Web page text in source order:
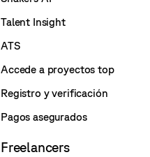
Talent Insight
ATS
Accede a proyectos top
Registro y verificación
Pagos asegurados
Freelancers